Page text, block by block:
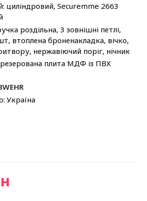
циліндровий, Securemme 2663
роздільна, 3 зовнішні петлі,
втоплена броненакладка, вічко,
нержавіючий поріг, нічник
плита МДФ із ПВХ
Україна